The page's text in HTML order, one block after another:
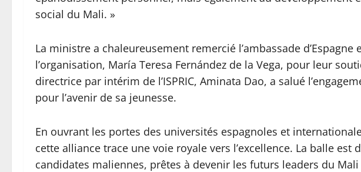
social du Mali. »
‎La ministre a chaleureusement remercié l’ambassade
l’organisation, María Teresa Fernández de la Vega, pour leur
directrice par intérim de l’ISPRIC, Aminata Dao, a salué
pour l’avenir de sa jeunesse.
‎En ouvrant les portes des universités espagnoles et
cette alliance trace une voie royale vers l’excellence. La balle est
candidates maliennes, prêtes à devenir les futurs leaders du Mali